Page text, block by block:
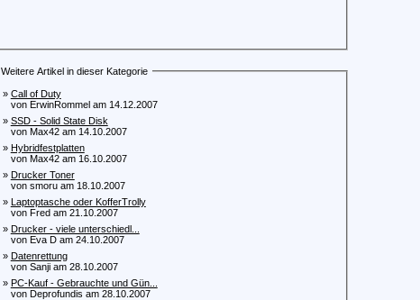
Weitere Artikel in dieser Kategorie
» Call of Duty
von ErwinRommel am 14.12.2007
» SSD - Solid State Disk
von Max42 am 14.10.2007
» Hybridfestplatten
von Max42 am 16.10.2007
» Drucker Toner
von smoru am 18.10.2007
» Laptoptasche oder KofferTrolly
von Fred am 21.10.2007
» Drucker - viele unterschiedl...
von Eva D am 24.10.2007
» Datenrettung
von Sanji am 28.10.2007
» PC-Kauf - Gebrauchte und Gün...
von Deprofundis am 28.10.2007